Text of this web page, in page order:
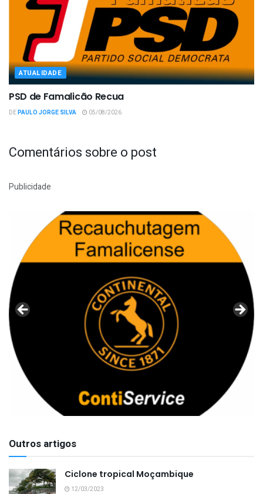
ATUALIDADE
PSD de Famalicão Recua
DEPAULO JORGE SILVA 05/08/2026
Comentários sobre o post
Publicidade
Outros artigos
Ciclone tropical Moçambique
12/03/2023